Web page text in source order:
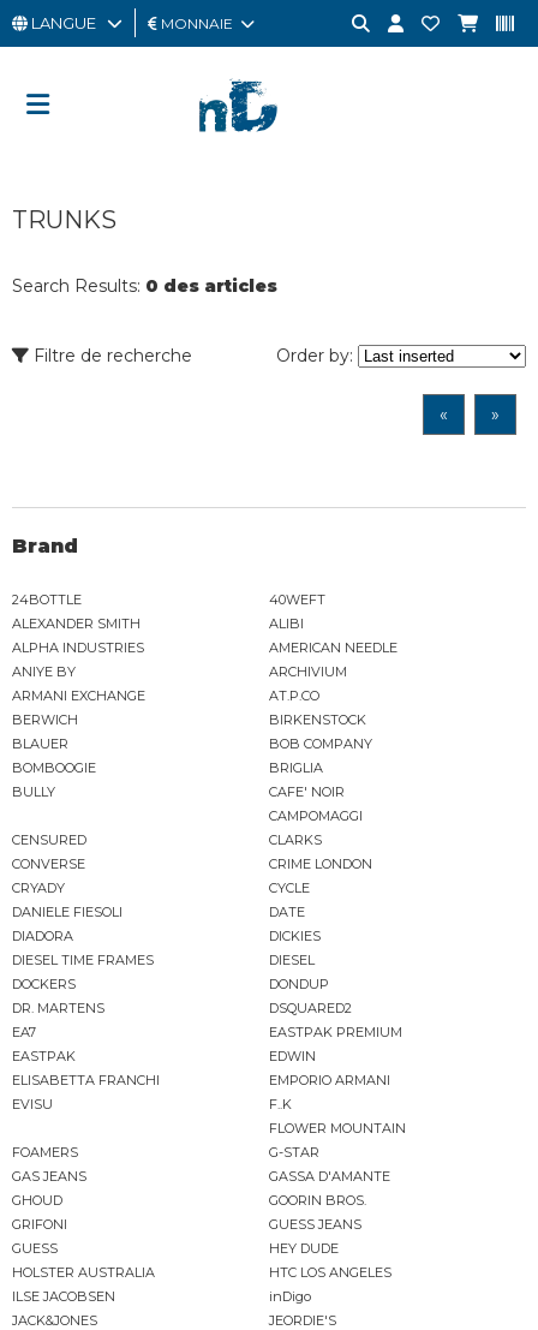
HOMME
CADEAU
LANGUE MONNAIE
TRUNKS
Search Results: 0 des articles
Filtre de recherche Order by:
« »
Brand
24BOTTLE
40WEFT
ALEXANDER SMITH
ALIBI
ALPHA INDUSTRIES
AMERICAN NEEDLE
ANIYE BY
ARCHIVIUM
ARMANI EXCHANGE
AT.P.CO
BERWICH
BIRKENSTOCK
BLAUER
BOB COMPANY
BOMBOOGIE
BRIGLIA
BULLY
CAFE' NOIR
CAMPOMAGGI
CENSURED
CLARKS
CONVERSE
CRIME LONDON
CRYADY
CYCLE
DANIELE FIESOLI
DATE
DIADORA
DICKIES
DIESEL TIME FRAMES
DIESEL
DOCKERS
DONDUP
DR. MARTENS
DSQUARED2
EA7
EASTPAK PREMIUM
EASTPAK
EDWIN
ELISABETTA FRANCHI
EMPORIO ARMANI
EVISU
F..K
FLOWER MOUNTAIN
FOAMERS
G-STAR
GAS JEANS
GASSA D'AMANTE
GHOUD
GOORIN BROS.
GRIFONI
GUESS JEANS
GUESS
HEY DUDE
HOLSTER AUSTRALIA
HTC LOS ANGELES
ILSE JACOBSEN
inDigo
JACK&JONES
JEORDIE'S